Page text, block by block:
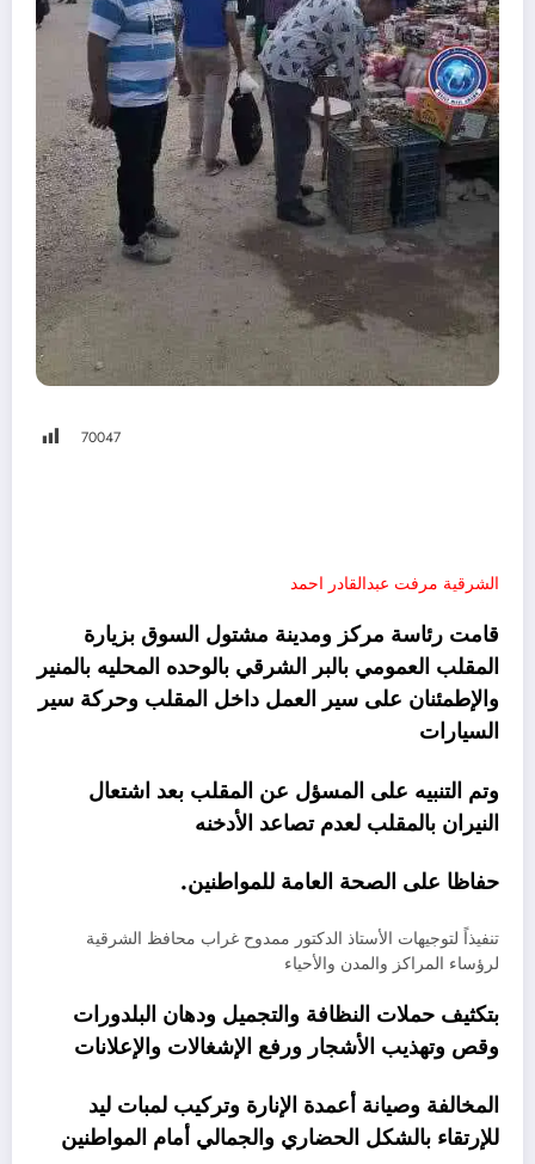
70047
الشرقية مرفت عبدالقادر احمد
قامت رئاسة مركز ومدينة مشتول السوق بزيارة
المقلب العمومي بالبر الشرقي بالوحده المحليه بالمنير
والإطمئنان على سير العمل داخل المقلب وحركة سير
السيارات
وتم التنبيه على المسؤل عن المقلب بعد اشتعال
النيران بالمقلب لعدم تصاعد الأدخنه
حفاظا على الصحة العامة للمواطنين.
تنفيذاً لتوجيهات الأستاذ الدكتور ممدوح غراب محافظ الشرقية
لرؤساء المراكز والمدن والأحياء
بتكثيف حملات النظافة والتجميل ودهان البلدورات
وقص وتهذيب الأشجار ورفع الإشغالات والإعلانات
المخالفة وصيانة أعمدة الإنارة وتركيب لمبات ليد
للإرتقاء بالشكل الحضاري والجمالي أمام المواطنين